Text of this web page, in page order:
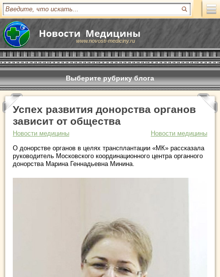
www.novosti-mediciny.ru
Выберите рубрику блога
Успех развития донорства органов
зависит от общества
Новости медицины
Новости медицины
О донорстве органов в целях трансплантации «МК» рассказала
руководитель Московского координационного центра органного
донорства Марина Геннадьевна Минина.